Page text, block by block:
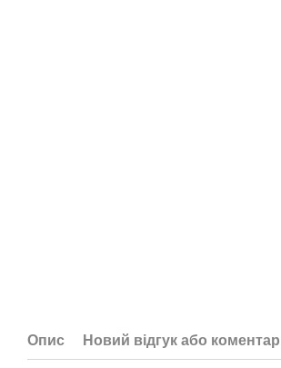
Опис Новий відгук або коментар